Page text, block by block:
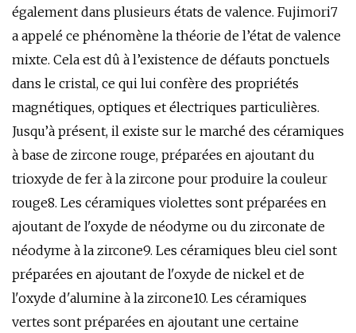
également dans plusieurs états de valence. Fujimori7
a appelé ce phénomène la théorie de l’état de valence
mixte. Cela est dû à l’existence de défauts ponctuels
dans le cristal, ce qui lui confère des propriétés
magnétiques, optiques et électriques particulières.
Jusqu’à présent, il existe sur le marché des céramiques
à base de zircone rouge, préparées en ajoutant du
trioxyde de fer à la zircone pour produire la couleur
rouge8. Les céramiques violettes sont préparées en
ajoutant de l'oxyde de néodyme ou du zirconate de
néodyme à la zircone9. Les céramiques bleu ciel sont
préparées en ajoutant de l'oxyde de nickel et de
l'oxyde d'alumine à la zircone10. Les céramiques
vertes sont préparées en ajoutant une certaine